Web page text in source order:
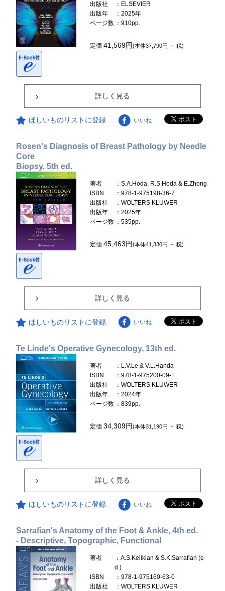
出版社
：ELSEVIER
出版年
：2025年
ページ数 ：910pp.
定価41,569円(本体37,790円 ＋ 税)
詳しく見る
ほしいものリストに登録 いいね
Rosen's Diagnosis of Breast Pathology by Needle
Core
Biopsy, 5th ed.
著者
：S.A.Hoda, R.S.Hoda & E.Zhong
ISBN
：978-1-975198-36-7
出版社
：WOLTERS KLUWER
出版年
：2025年
ページ数 ：535pp.
定価45,463円(本体41,330円 ＋ 税)
詳しく見る
ほしいものリストに登録 いいね
Te Linde's Operative Gynecology, 13th ed.
著者
：L.V.Le & V.L.Handa
ISBN
：978-1-975200-09-1
出版社
：WOLTERS KLUWER
出版年
：2024年
ページ数 ：839pp.
定価34,309円(本体31,190円 ＋ 税)
詳しく見る
ほしいものリストに登録 いいね
Sarrafian's Anatomy of the Foot & Ankle, 4th ed.
- Descriptive, Topographic, Functional
著者
：A.S.Kelikian & S.K.Sarrafian (e
d.)
ISBN
：978-1-975160-63-0
出版社
：WOLTERS KLUWER